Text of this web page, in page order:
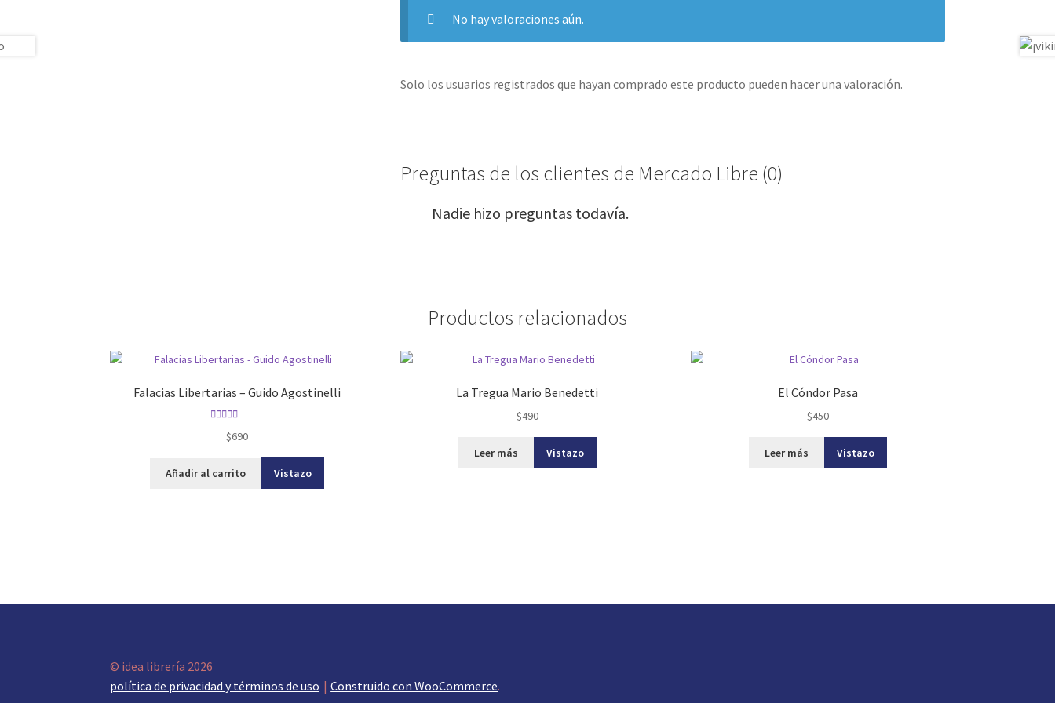
No hay valoraciones aún.
Solo los usuarios registrados que hayan comprado este producto pueden hacer una valoración.
Preguntas de los clientes de Mercado Libre (0)
Nadie hizo preguntas todavía.
Productos relacionados
Falacias Libertarias – Guido Agostinelli
5.00de 5
$690
Añadir al carrito Vistazo
La Tregua Mario Benedetti
$490
Leer más Vistazo
El Cóndor Pasa
$450
Leer más Vistazo
© idea librería 2026
política de privacidad y términos de uso
Construido con WooCommerce.